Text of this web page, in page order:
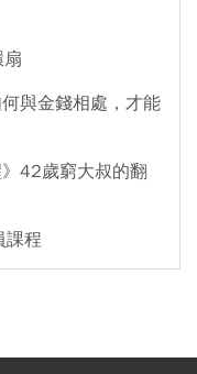
與金錢相處，才能
42歲窮大叔的翻
課程